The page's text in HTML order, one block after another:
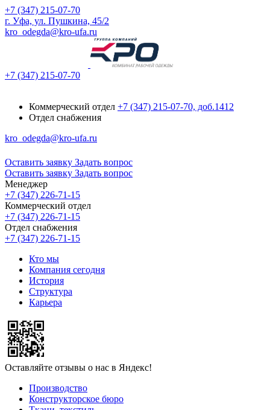
+7 (347) 215-07-70
г. Уфа, ул. Пушкина, 45/2
kro_odegda@kro-ufa.ru
+7 (347) 215-07-70
Коммерческий отдел +7 (347) 215-07-70, доб.1412
Отдел снабжения
kro_odegda@kro-ufa.ru
Оставить заявку Задать вопрос
Оставить заявку Задать вопрос
Менеджер
+7 (347) 226-71-15
Коммерческий отдел
+7 (347) 226-71-15
Отдел снабжения
+7 (347) 226-71-15
Кто мы
Компания сегодня
История
Структура
Карьера
Оставляйте отзывы о нас в Яндекс!
Производство
Конструкторское бюро